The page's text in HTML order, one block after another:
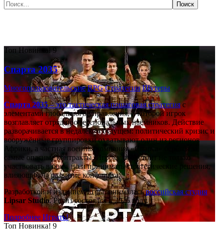
Топ Новинка! 9
Спарта 2035
Многопользовательские RPG Стратегии Шутеры
Спарта 2035– это тактическаяпошаговая стратегияс
элементами глобального управления, в которой игрок
возглавляет отряд профессиональных наёмников. Действие
разворачивается в недалёком будущем: политический кризис и
вооружённые группировки охватывают один из регионов
Африки, а частная военная компания «Спарта» берётся за
самые опасные контракты. Игроку предстоит не только
участвовать в боях, но и принимать стратегические решения,
влияющие на развитие конфликта.
Разработкой и изданием игры занималасьроссийская студия
Lipsar Studio. Релиз состоялся в 2025 году.
Подробнее Играть!
Топ Новинка! 9